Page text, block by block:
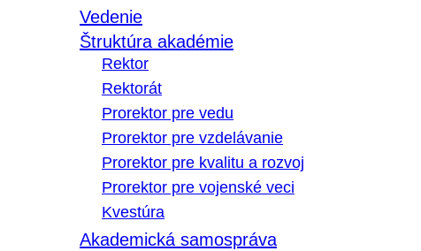
Vedenie
Štruktúra akadémie
Rektor
Rektorát
Prorektor pre vedu
Prorektor pre vzdelávanie
Prorektor pre kvalitu a rozvoj
Prorektor pre vojenské veci
Kvestúra
Akademická samospráva